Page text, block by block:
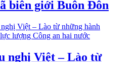
biên giới Buôn Đôn
nghị Việt – Lào từ